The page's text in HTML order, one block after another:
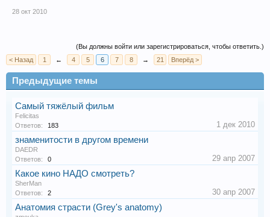
28 окт 2010
(Вы должны войти или зарегистрироваться, чтобы ответить.)
< Назад
1 ← 4 5 6 7 8 → 21 Вперёд >
Предыдущие темы
Самый тяжёлый фильм
Felicitas
Ответов:
183 1 дек 2010
знаменитости в другом времени
DAEDR
Ответов:
0 29 апр 2007
Какое кино НАДО смотреть?
SherMan
Ответов:
2 30 апр 2007
Анатомия страсти (Grey's anatomy)